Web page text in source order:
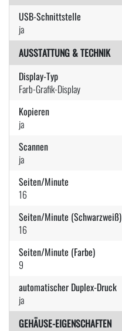
USB-Schnittstelle
ja
AUSSTATTUNG & TECHNIK
Display-Typ
Farb-Grafik-Display
Kopieren
ja
Scannen
ja
Seiten/Minute
16
Seiten/Minute (Schwarzweiß)
16
Seiten/Minute (Farbe)
9
automatischer Duplex-Druck
ja
GEHÄUSE-EIGENSCHAFTEN